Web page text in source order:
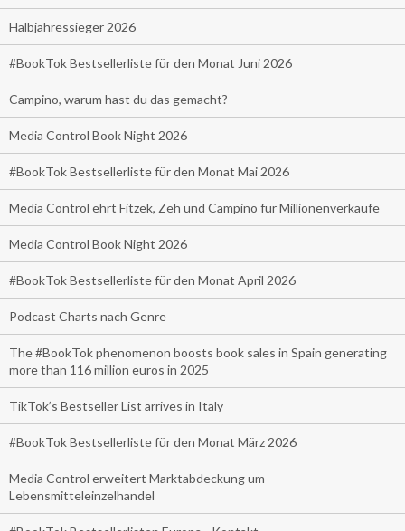
Halbjahressieger 2026
#BookTok Bestsellerliste für den Monat Juni 2026
Campino, warum hast du das gemacht?
Media Control Book Night 2026
#BookTok Bestsellerliste für den Monat Mai 2026
Media Control ehrt Fitzek, Zeh und Campino für Millionenverkäufe
Media Control Book Night 2026
#BookTok Bestsellerliste für den Monat April 2026
Podcast Charts nach Genre
The #BookTok phenomenon boosts book sales in Spain generating
more than 116 million euros in 2025
TikTok’s Bestseller List arrives in Italy
#BookTok Bestsellerliste für den Monat März 2026
Media Control erweitert Marktabdeckung um
Lebensmitteleinzelhandel